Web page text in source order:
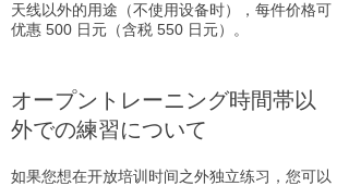
天线以外的用途（不使用设备时），每件价格可
优惠 500 日元（含税 550 日元）。
オープントレーニング時間帯以
外での練習について
如果您想在开放培训时间之外独立练习，您可以